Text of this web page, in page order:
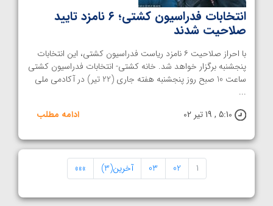
انتخابات فدراسیون کشتی؛ ۶ نامزد تایید
صلاحیت شدند
با احراز صلاحیت ۶ نامزد ریاست فدراسیون کشتی، این انتخابات
پنجشنبه برگزار خواهد شد. خانه کشتی- انتخابات فدراسیون کشتی
ساعت 10 صبح روز پنجشنبه هفته جاری (22 تیر) در آکادمی ملی
...
5:10 , 19 تیر 02
ادامه مطلب
1
02
03 آخرین(3) »»»